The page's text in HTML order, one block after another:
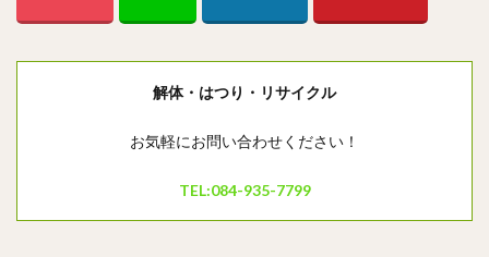
解体・はつり・リサイクル
お気軽にお問い合わせください！
TEL:084-935-7799